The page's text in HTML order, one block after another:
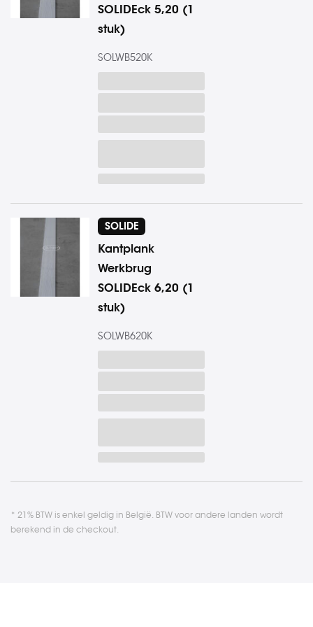
SOLIDEck 5,20 (1
stuk)
SOLWB520K
SOLIDE
Kantplank
Werkbrug
SOLIDEck 6,20 (1
stuk)
SOLWB620K
* 21% BTW is enkel geldig in België. BTW voor andere landen wordt
berekend in de checkout.